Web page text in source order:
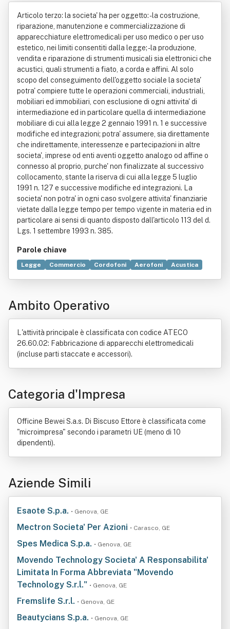
i Biscuso Ettore
Articolo terzo: la societa' ha per oggetto: - la costruzione,
riparazione, manutenzione e commercializzazione di
apparecchiature elettromedicali per uso medico o per uso
estetico, nei limiti consentiti dalla legge; - la produzione,
vendita e riparazione di strumenti musicali sia elettronici che
acustici, quali strumenti a fiato, a corda e affini. Al solo
scopo del conseguimento dell'oggetto sociale la societa'
potra' compiere tutte le operazioni commerciali, industriali,
mobiliari ed immobiliari, con esclusione di ogni attivita' di
intermediazione ed in particolare quella di intermediazione
mobiliare di cui alla legge 2 gennaio 1991 n. 1 e successive
modifiche ed integrazioni; potra' assumere, sia direttamente
che indirettamente, interessenze e partecipazioni in altre
societa', imprese od enti aventi oggetto analogo od affine o
connesso al proprio, purche' non finalizzate al successivo
collocamento, stante la riserva di cui alla legge 5 luglio
1991 n. 127 e successive modifiche ed integrazioni. La
societa' non potra' in ogni caso svolgere attivita' finanziarie
vietate dalla legge tempo per tempo vigente in materia ed in
particolare ai sensi di quanto disposto dall'articolo 113 del d.
Lgs. 1 settembre 1993 n. 385.
Parole chiave
Legge Commercio Cordofoni Aerofoni
Acustica
Estetica
Industria Produzione
Ambito Operativo
L'attività principale è classificata con codice ATECO
26.60.02: Fabbricazione di apparecchi elettromedicali
(incluse parti staccate e accessori).
Categoria d'Impresa
Officine Bewei S.a.s. Di Biscuso Ettore è classificata come
"microimpresa" secondo i parametri UE (meno di 10
dipendenti).
Aziende Simili
Esaote S.p.a. • Genova, GE
Mectron Societa' Per Azioni • Carasco, GE
Spes Medica S.p.a. • Genova, GE
Movendo Technology Societa' A Responsabilita'
Limitata In Forma Abbreviata "Movendo
Technology S.r.l." • Genova, GE
Fremslife S.r.l. • Genova, GE
Beautycians S.p.a. • Genova, GE